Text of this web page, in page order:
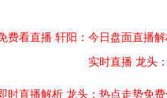
费看直播 轩阳：今日盘面直播
实时直播 龙头
时直播解析 龙头：热点走势免